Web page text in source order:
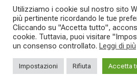
NEWS
REGISTRAZIONE
Utilizziamo i cookie sul nostro sito
più pertinente ricordando le tue
Cliccando su "Accetta tutto",
cookie. Tuttavia, puoi visitare
un consenso controllato. Leggi di più
Impostazioni Rifiuta Accetta